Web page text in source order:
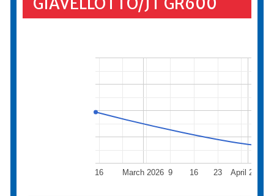
March 2026 April 2026
16 9 16 23